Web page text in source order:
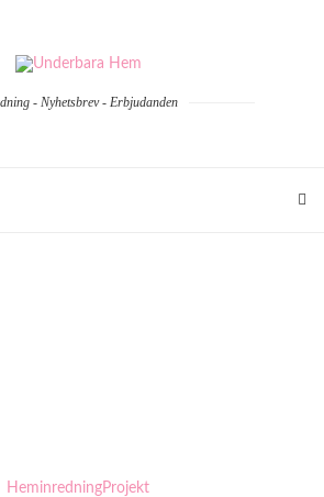
- Nyhetsbrev - Erbjudanden
HeminredningProjekt